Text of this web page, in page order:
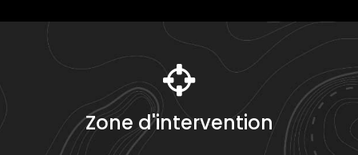
Zone d'intervention